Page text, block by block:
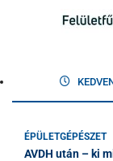
ÉPÜLETGÉPÉSZET
AVDH után – ki